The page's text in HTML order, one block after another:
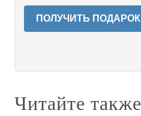
ПОЛУЧИТЬ ПОДАРОК
Читайте также